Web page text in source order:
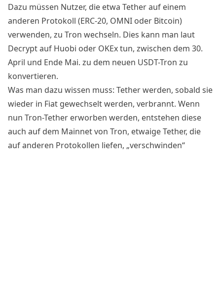
Dazu müssen Nutzer, die etwa Tether auf einem
anderen Protokoll (ERC-20, OMNI oder Bitcoin)
verwenden, zu Tron wechseln. Dies kann man laut
Decryptauf Huobi oder OKEx tun, zwischen dem 30.
April und Ende Mai. zu dem neuen USDT-Tron zu
konvertieren.
Was man dazu wissen muss: Tether werden, sobald sie
wieder in Fiat gewechselt werden, verbrannt. Wenn
nun Tron-Tether erworben werden, entstehen diese
auch auf dem Mainnet von Tron, etwaige Tether, die
auf anderen Protokollen liefen, „verschwinden“